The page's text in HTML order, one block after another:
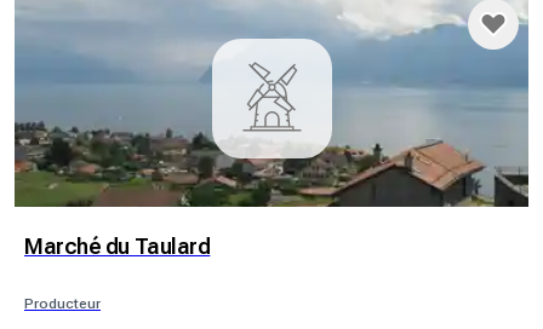
Marché du Taulard
Producteur